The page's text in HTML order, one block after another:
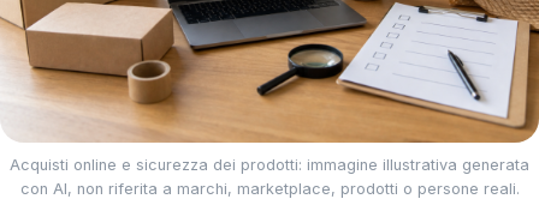
Acquisti online e sicurezza dei prodotti: immagine illustrativa generata
con AI, non riferita a marchi, marketplace, prodotti o persone reali.